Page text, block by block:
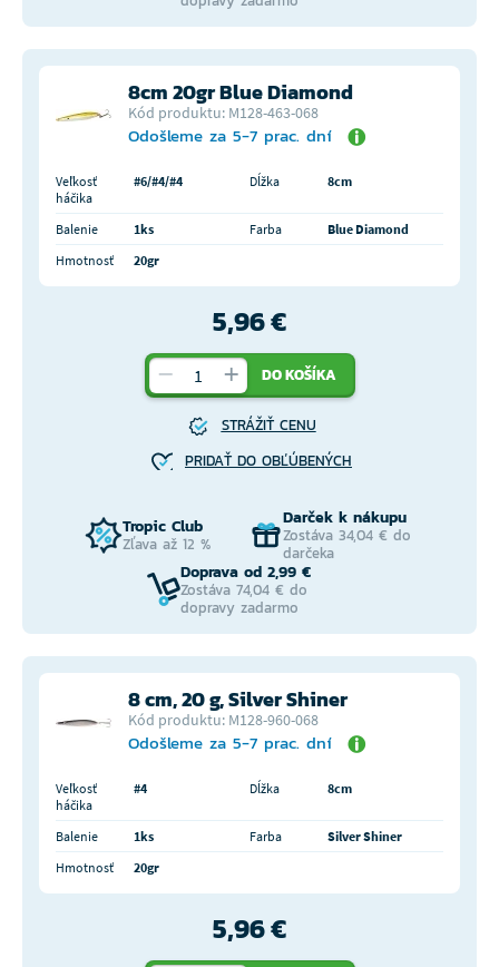
8cm 20gr Blue Diamond
Kód produktu: M128-463-068
Odošleme za 5-7 prac. dní
Veľkosť
háčika
#6/#4/#4 Dĺžka 8cm
Balenie 1ks Farba
Blue Diamond
Hmotnosť
20gr
5,96 €
DO KOŠÍKA
STRÁŽIŤ CENU
PRIDAŤ DO OBĽÚBENÝCH
Tropic Club
Zľava až 12 %
Darček k nákupu
Zostáva 34,04 € do
darčeka
Doprava od 2,99 €
Zostáva 74,04 € do
dopravy zadarmo
8 cm, 20 g, Silver Shiner
Kód produktu: M128-960-068
Odošleme za 5-7 prac. dní
Veľkosť
háčika
#4 Dĺžka 8cm
Balenie 1ks Farba
Silver Shiner
Hmotnosť
20gr
5,96 €